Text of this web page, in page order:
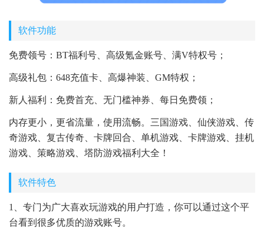
软件功能
免费领号：BT福利号、高级氪金账号、满V特权号；
高级礼包：648充值卡、高爆神装、GM特权；
新人福利：免费首充、无门槛神券、每日免费领；
内存更小，更省流量，使用流畅。三国游戏、仙侠游戏、传
奇游戏、复古传奇、卡牌回合、单机游戏、卡牌游戏、挂机
游戏、策略游戏、塔防游戏福利大全！
软件特色
1、专门为广大喜欢玩游戏的用户打造，你可以通过这个平
台看到很多优质的游戏账号。